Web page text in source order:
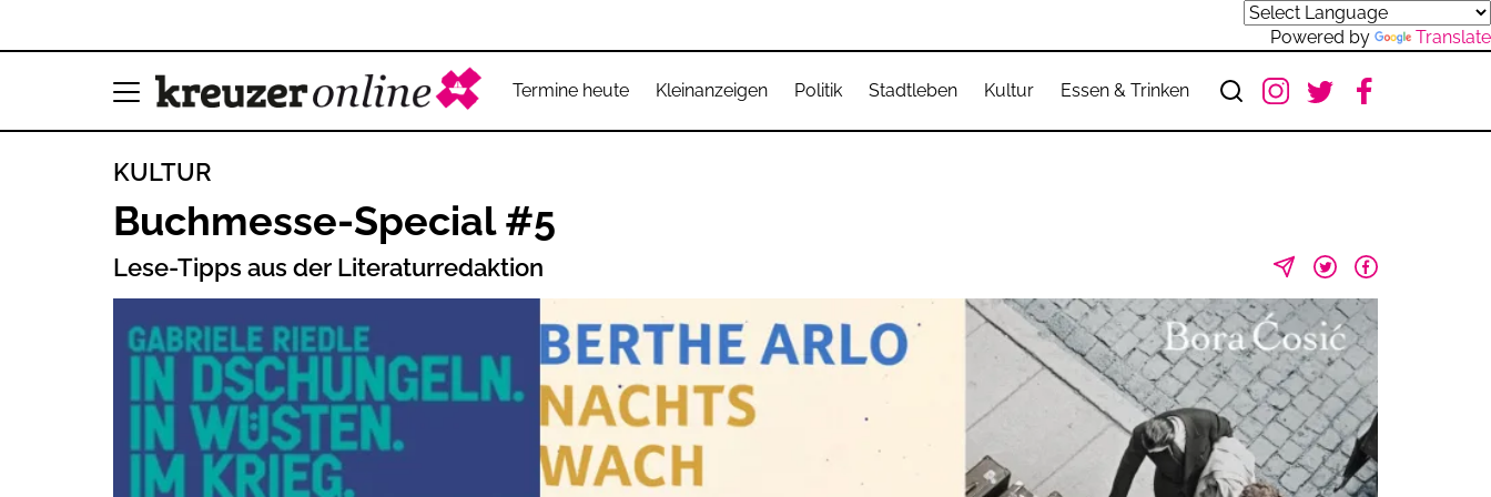
Powered by Translate
Termine heute Kleinanzeigen Politik Stadtleben Kultur Essen & Trinken
KULTUR
Buchmesse-Special #5
Lese-Tipps aus der Literaturredaktion